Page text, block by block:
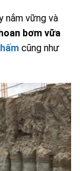
nắm vững và
bơm vữa
cũng như